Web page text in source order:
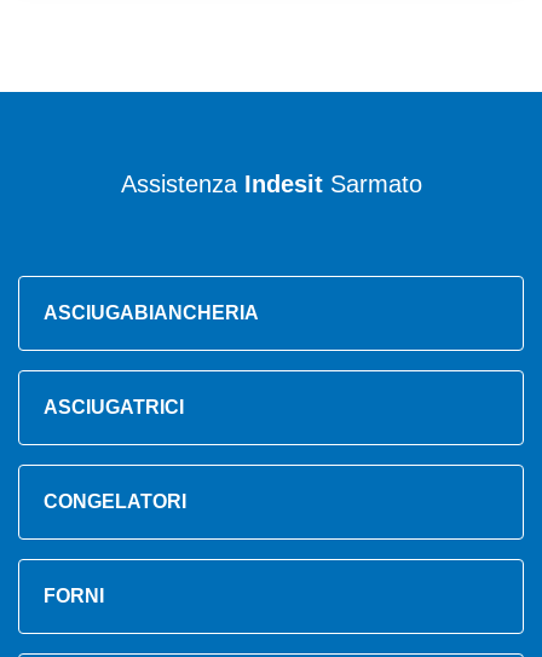
Assistenza IndesitSarmato
ASCIUGABIANCHERIA
ASCIUGATRICI
CONGELATORI
FORNI